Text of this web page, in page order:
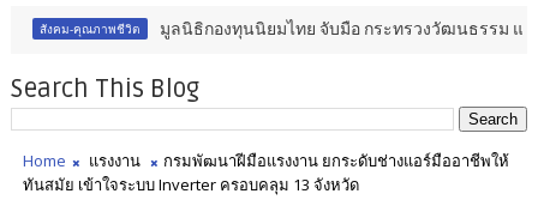
าพชีวิต มูลนิธิกองทุนนิยมไทย จับมือ กระทรวงวัฒนธรรม แถลงเปิดตัวโค
Search This Blog
Home แรงงาน
กรมพัฒนาฝีมือแรงงาน ยกระดับช่างแอร์มืออาชีพให้
ทันสมัย เข้าใจระบบ Inverter ครอบคลุม 13 จังหวัด